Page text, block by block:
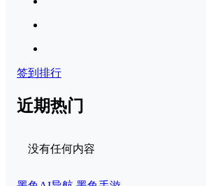
签到排行
近期热门
没有任何内容